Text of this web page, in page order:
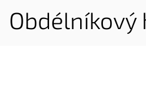
Obdélníkový